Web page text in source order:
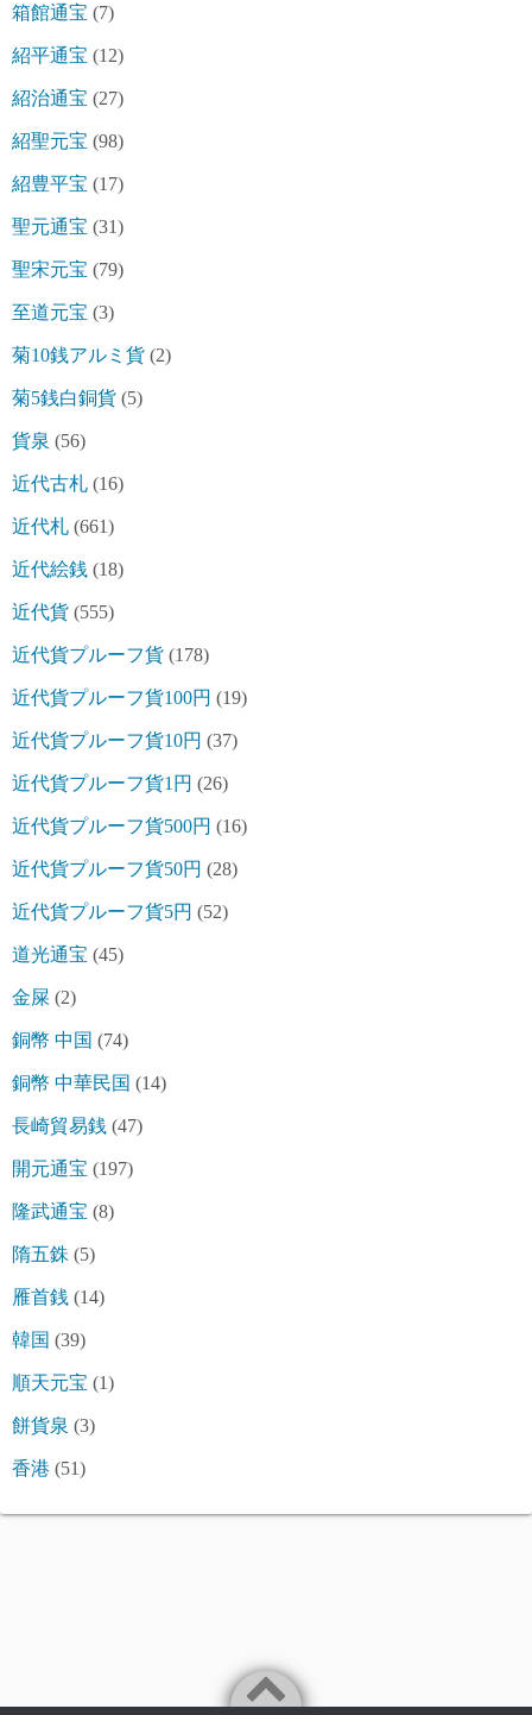
箱館通宝 (7)
紹平通宝 (12)
紹治通宝 (27)
紹聖元宝 (98)
紹豊平宝 (17)
聖元通宝 (31)
聖宋元宝 (79)
至道元宝 (3)
菊10銭アルミ貨 (2)
菊5銭白銅貨 (5)
貨泉 (56)
近代古札 (16)
近代札 (661)
近代絵銭 (18)
近代貨 (555)
近代貨プルーフ貨 (178)
近代貨プルーフ貨100円 (19)
近代貨プルーフ貨10円 (37)
近代貨プルーフ貨1円 (26)
近代貨プルーフ貨500円 (16)
近代貨プルーフ貨50円 (28)
近代貨プルーフ貨5円 (52)
道光通宝 (45)
金屎 (2)
銅幣 中国 (74)
銅幣 中華民国 (14)
長崎貿易銭 (47)
開元通宝 (197)
隆武通宝 (8)
隋五銖 (5)
雁首銭 (14)
韓国 (39)
順天元宝 (1)
餅貨泉 (3)
香港 (51)